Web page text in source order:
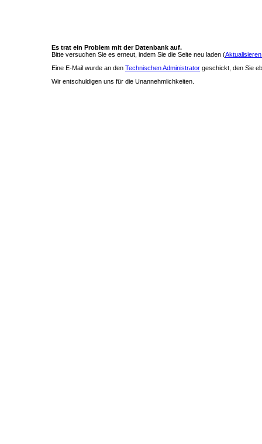
Es trat ein Problem mit der Datenbank auf.
Bitte versuchen Sie es erneut, indem Sie die Seite neu laden (
Eine E-Mail wurde an den Technischen Administrator geschickt, den Sie
Wir entschuldigen uns für die Unannehmlichkeiten.